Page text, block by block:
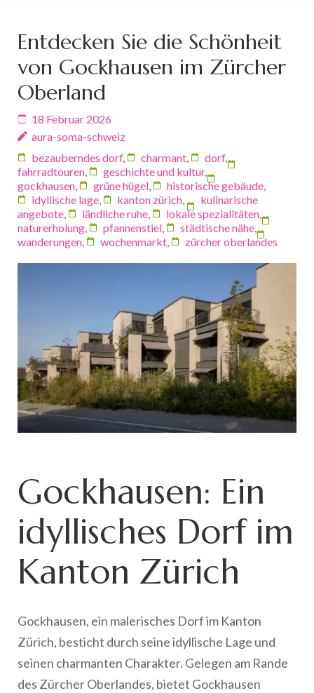
Entdecken Sie die Schönheit
von Gockhausen im Zürcher
Oberland
18 Februar 2026
aura-soma-schweiz
bezauberndes dorf, charmant dorf,
fahrradtouren
geschichte und kultur,
gockhausen
grüne hügel historische gebäude
idyllische lage
kanton zürich
kulinarische
angebote
ländliche ruhe lokale spezialitäten
naturerholung
pfannenstiel städtische nähe
wanderungen
wochenmarkt zürcher oberlandes
Gockhausen: Ein
idyllisches Dorf im
Kanton Zürich
Gockhausen, ein malerisches Dorf im Kanton
Zürich, besticht durch seine idyllische Lage und
seinen charmanten Charakter. Gelegen am Rande
des Zürcher Oberlandes, bietet Gockhausen